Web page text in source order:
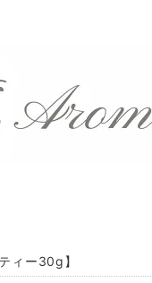
ィー30g】